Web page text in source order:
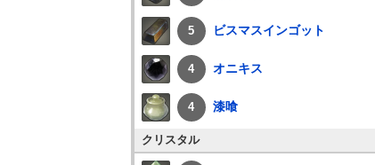
5 ビスマスインゴット
4 オニキス
4 漆喰
クリスタル